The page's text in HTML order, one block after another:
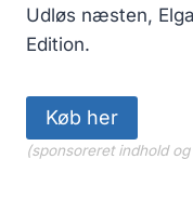
Udløs næsten,
Edition.
Køb her
(sponsoreret indhold